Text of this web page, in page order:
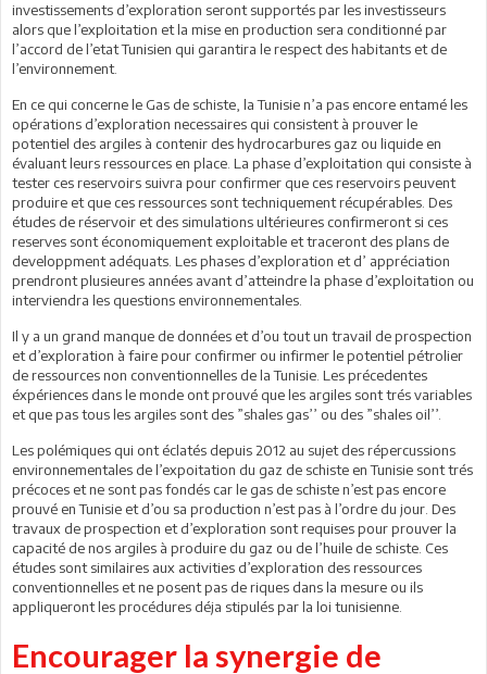
investissements d’exploration seront supportés par les investisseurs
alors que l’exploitation et la mise en production sera conditionné par
l’accord de l’etat Tunisien qui garantira le respect des habitants et de
l’environnement.
En ce qui concerne le Gas de schiste, la Tunisie n’a pas encore entamé les
opérations d’exploration necessaires qui consistent à prouver le
potentiel des argiles à contenir des hydrocarbures gaz ou liquide en
évaluant leurs ressources en place. La phase d’exploitation qui consiste à
tester ces reservoirs suivra pour confirmer que ces reservoirs peuvent
produire et que ces ressources sont techniquement récupérables. Des
études de réservoir et des simulations ultérieures confirmeront si ces
reserves sont économiquement exploitable et traceront des plans de
developpment adéquats. Les phases d’exploration et d’ appréciation
prendront plusieures années avant d’atteindre la phase d’exploitation ou
interviendra les questions environnementales.
Il y a un grand manque de données et d’ou tout un travail de prospection
et d’exploration à faire pour confirmer ou infirmer le potentiel pétrolier
de ressources non conventionnelles de la Tunisie. Les précedentes
éxpériences dans le monde ont prouvé que les argiles sont trés variables
et que pas tous les argiles sont des ”shales gas’’ ou des ”shales oil’’.
Les polémiques qui ont éclatés depuis 2012 au sujet des répercussions
environnementales de l’expoitation du gaz de schiste en Tunisie sont trés
précoces et ne sont pas fondés car le gas de schiste n’est pas encore
prouvé en Tunisie et d’ou sa production n’est pas à l’ordre du jour. Des
travaux de prospection et d’exploration sont requises pour prouver la
capacité de nos argiles à produire du gaz ou de l’huile de schiste. Ces
études sont similaires aux activities d’exploration des ressources
conventionnelles et ne posent pas de riques dans la mesure ou ils
appliqueront les procédures déja stipulés par la loi tunisienne.
Encourager la synergie de